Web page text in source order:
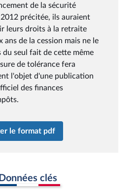
de la sécurité
précitée, ils auraient
leurs droits à la retraite
ans de la cession mais ne le
du seul fait de cette même
de tolérance fera
l'objet d'une publication
des finances
le format pdf
Données clés